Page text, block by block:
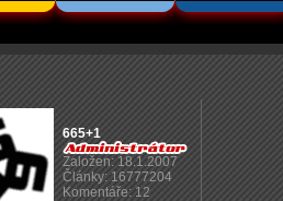
665+1
Založen: 18.1.2007
Články: 16777204
Komentáře: 12